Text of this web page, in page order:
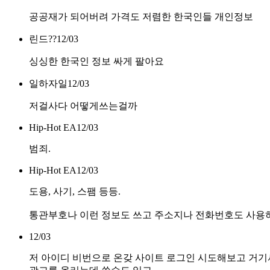
공공재가 되어버려 가격도 저렴한 한국인들 개인정보
린드??12/03
싱싱한 한국인 정보 싸게 팔아요
일하자일12/03
저걸사다 어떻게쓰는걸까
Hip-Hot EA12/03
범죄.
Hip-Hot EA12/03
도용, 사기, 스팸 등등.
통관부호나 이런 정보도 쓰고 주소지나 전화번호도 사용
12/03
저 아이디 비번으로 온갖 사이트 로그인 시도해보고 거